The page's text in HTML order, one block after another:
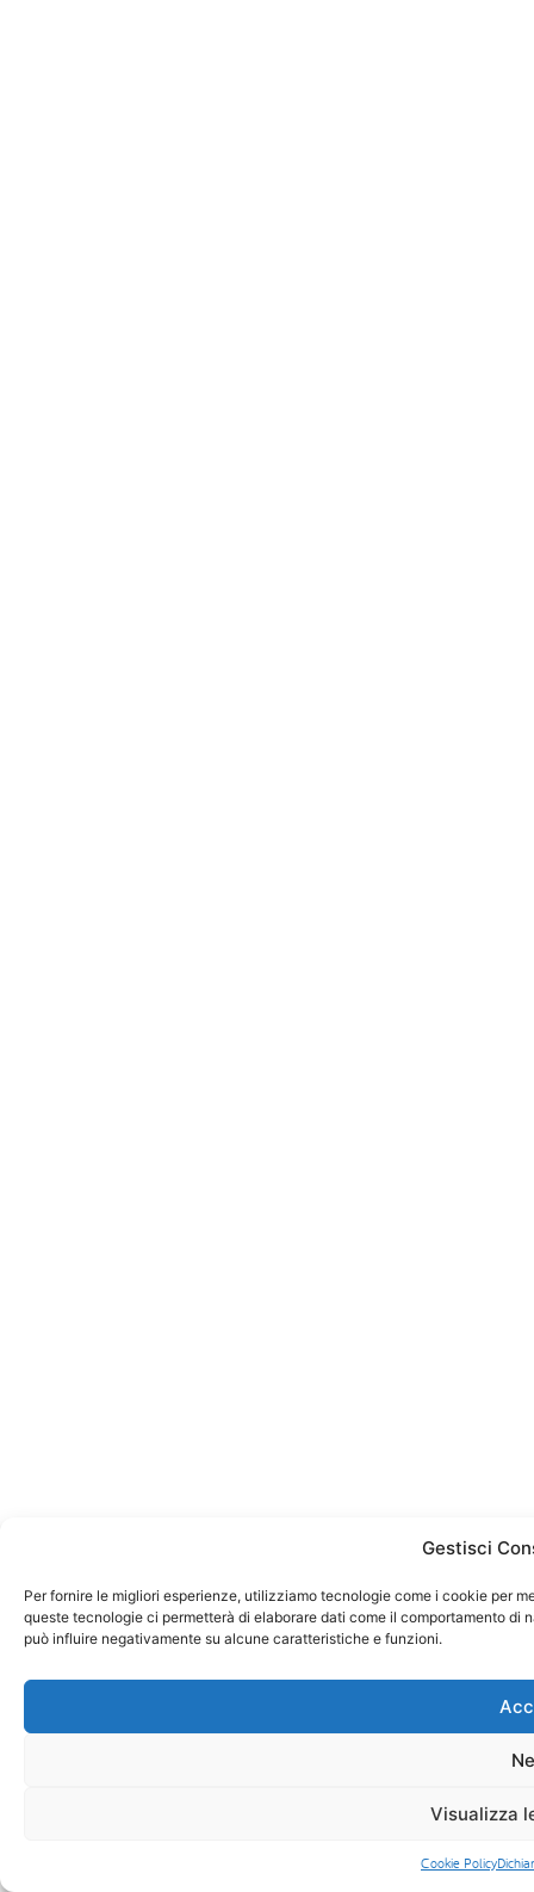
Gestisci
Per fornire le migliori esperienze, utilizziamo tecnologie come i cookie per
queste tecnologie ci permetterà di elaborare dati come il comportamento
può influire negativamente su alcune caratteristiche e funzioni.
Visualizza
Cookie Policy